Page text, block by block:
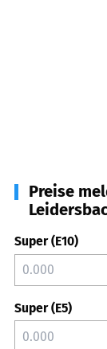
Preise
Super (E10)
Super (E5)